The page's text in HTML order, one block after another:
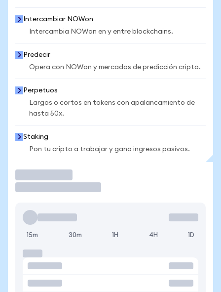
Intercambiar NOWon
Intercambia NOWon en y entre blockchains.
Predecir
Opera con NOWon y mercados de predicción cripto.
Perpetuos
Largos o cortos en tokens con apalancamiento de
hasta 50x.
Staking
Pon tu cripto a trabajar y gana ingresos pasivos.
15m 30m 1H 4H 1D